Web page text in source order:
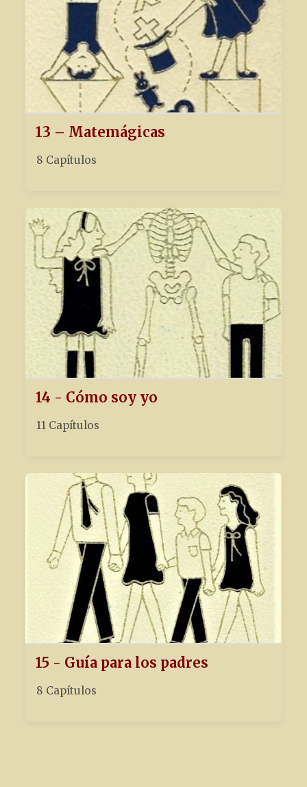
13 – Matemágicas
8 Capítulos
14 - Cómo soy yo
11 Capítulos
15 - Guía para los padres
8 Capítulos